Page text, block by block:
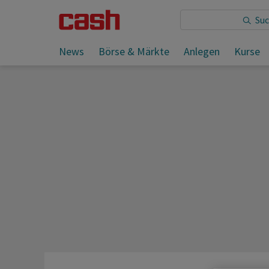
News Börse & Märkte Anlegen Kurse
Sie lesen: